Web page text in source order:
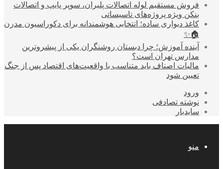
فروش مستقیم لوله اتصالات پلیران، سوپر پایپ و اتصالات
بنکن ویژه پروژه‌های تاسیساتی
کاغذ دیواری ساده؛ انتخابی هوشمندانه برای دکوراسیون مدرن
🏠✨
آینده آموزش؛ چرا دبستان روشنگران یکی از پیشروترین
مدارس تهران است؟
مالیات اصناف باید متناسب با واقعیت‌های اقتصاد پس از جنگ
تعیین شود
ورود
نوشته تصادفی
سایدبار
منو